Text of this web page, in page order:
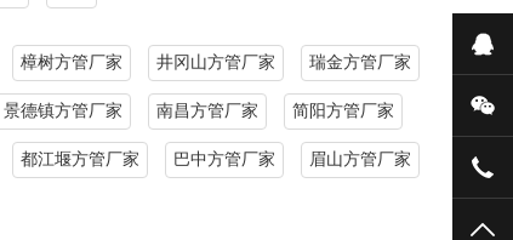
樟树方管厂家 井冈山方管厂家 瑞金方管厂家
景德镇方管厂家 南昌方管厂家 简阳方管厂家
都江堰方管厂家 巴中方管厂家 眉山方管厂家
在
微